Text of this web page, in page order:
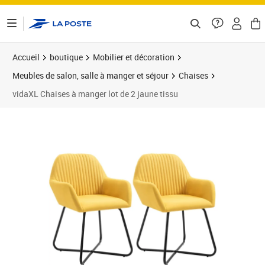
Accueil boutique
Mobilier et décoration
Meubles de salon, salle à manger et séjour
Chaises
vidaXL Chaises à manger lot de 2 jaune tissu